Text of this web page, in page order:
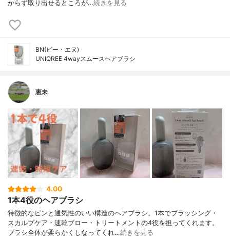
からず取り出せるところが…続きを見る
BN(ビー・エヌ)
UNIQREE 4wayスムースヘアブラシ
恵未
4.00
1本4役のヘアブラシ
特徴的なピンと通気性のいい構造のヘアブラシ。1本でブラッシング・
スカルプケア・速乾ブロー・トリートメントの4役を担ってくれます。
ブラシ全体が柔らかくしなってくれ…続きを見る